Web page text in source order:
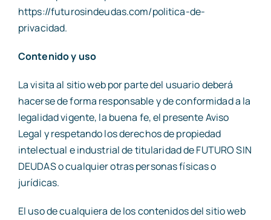
https://futurosindeudas.com/politica-de-
privacidad.
Contenido y uso
La visita al sitio web por parte del usuario deberá
hacerse de forma responsable y de conformidad a la
legalidad vigente, la buena fe, el presente Aviso
Legal y respetando los derechos de propiedad
intelectual e industrial de titularidad de FUTURO SIN
DEUDAS o cualquier otras personas físicas o
jurídicas.
El uso de cualquiera de los contenidos del sitio web